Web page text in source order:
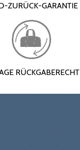
ZURÜCK-GARANTIE
RÜCKGABERECHT